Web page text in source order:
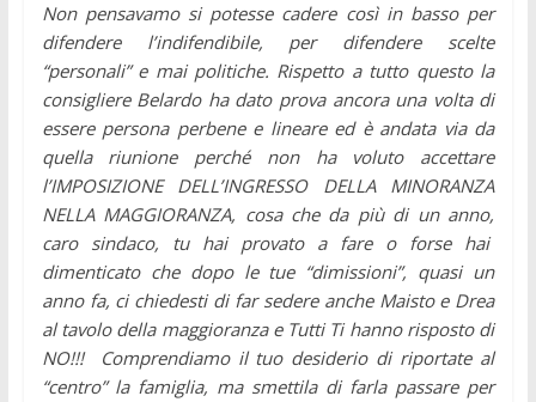
Non pensavamo si potesse cadere così in basso per
difendere l’indifendibile, per difendere scelte
“personali” e mai politiche. Rispetto a tutto questo la
consigliere Belardo ha dato prova ancora una volta di
essere persona perbene e lineare ed è andata via da
quella riunione perché non ha voluto accettare
l’IMPOSIZIONE DELL’INGRESSO DELLA MINORANZA
NELLA MAGGIORANZA, cosa che da più di un anno,
caro sindaco, tu hai provato a fare o forse hai
dimenticato che dopo le tue “dimissioni”, quasi un
anno fa, ci chiedesti di far sedere anche Maisto e Drea
al tavolo della maggioranza e Tutti Ti hanno risposto di
NO!!! Comprendiamo il tuo desiderio di riportate al
“centro” la famiglia, ma smettila di farla passare per